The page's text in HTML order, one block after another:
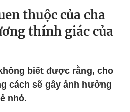
thuộc của cha
thính giác của
biết được rằng, cho
cách sẽ gây ảnh hưởng
nhỏ.